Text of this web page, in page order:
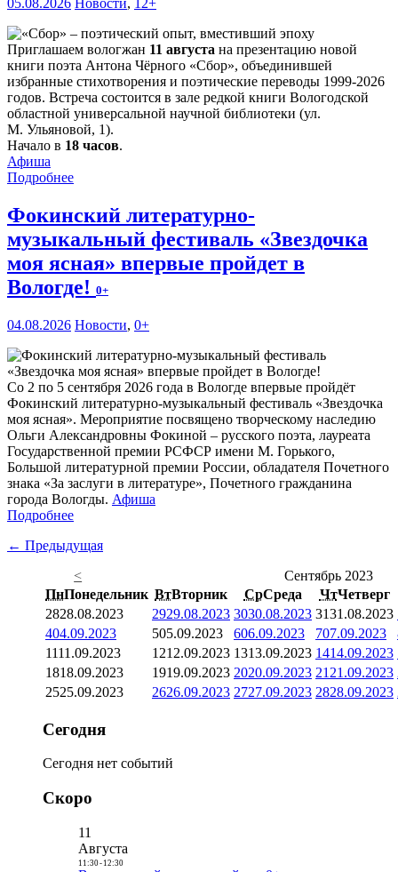
05.08.2026 Новости, 12+
Приглашаем вологжан 11 августа на презентацию новой
книги поэта Антона Чёрного «Сбор», объединившей
избранные стихотворения и поэтические переводы 1999-2026
годов. Встреча состоится в зале редкой книги Вологодской
областной универсальной научной библиотеки (ул.
М. Ульяновой, 1).
Начало в 18 часов.
Афиша
Подробнее
Фокинский литературно-
музыкальный фестиваль «Звездочка
моя ясная» впервые пройдет в
Вологде! 0+
04.08.2026 Новости, 0+
Со 2 по 5 сентября 2026 года в Вологде впервые пройдёт
Фокинский литературно-музыкальный фестиваль «Звездочка
моя ясная». Мероприятие посвящено творческому наследию
Ольги Александровны Фокиной – русского поэта, лауреата
Государственной премии РСФСР имени М. Горького,
Большой литературной премии России, обладателя Почетного
знака «За заслуги в литературе», Почетного гражданина
города Вологды. Афиша
Подробнее
← Предыдущая
<
Сентябрь 2023
ПнПонедельник ВтВторник СрСреда ЧтЧетверг
2828.08.2023 2929.08.2023 3030.08.2023 3131.08.2023
404.09.2023 505.09.2023 606.09.2023 707.09.2023
1111.09.2023 1212.09.2023 1313.09.2023 1414.09.2023
1818.09.2023 1919.09.2023 2020.09.2023 21 21.09.2023
2525.09.2023 2626.09.2023 2727.09.2023 2828.09.2023
Сегодня
Сегодня нет событий
Скоро
11
Августа
11:30- 12:30